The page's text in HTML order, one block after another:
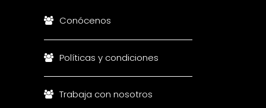
Conócenos
Políticas y condiciones
Trabaja con nosotros